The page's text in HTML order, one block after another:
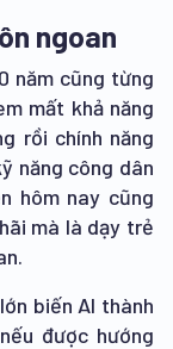
ngoan
năm cũng từng
mất khả năng
rồi chính năng
năng công dân
hôm nay cũng
mà là dạy trẻ
biến AI thành
được hướng